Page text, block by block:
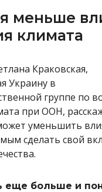
меньше
климата
Краковская,
Украину в
группе по
при ООН,
уменьшить
сделать свой
еще больше и